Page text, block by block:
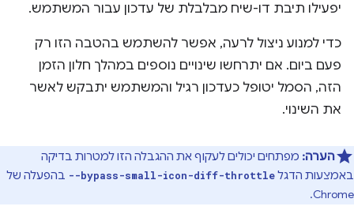
יפעילו תיבת דו-שיח מבלבלת של עדכון עבור המשתמש.
כדי למנוע ניצול לרעה, אפשר להשתמש בהטבה הזו רק
פעם ביום. אם יתרחשו שינויים נוספים במהלך חלון הזמן
הזה, הסמל יטופל כעדכון רגיל והמשתמש יתבקש לאשר
את השינוי.
הערה: מפתחים יכולים לעקוף את ההגבלה הזו למטרות בדיקה
באמצעות הדגל--bypass-small-icon-diff-throttle בהפעלה של
Chrome.